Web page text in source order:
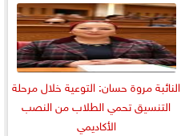
النائبة مروة حسان: التوعية خلال مرحلة
التنسيق تحمي الطلاب من النصب
الأكاديمي